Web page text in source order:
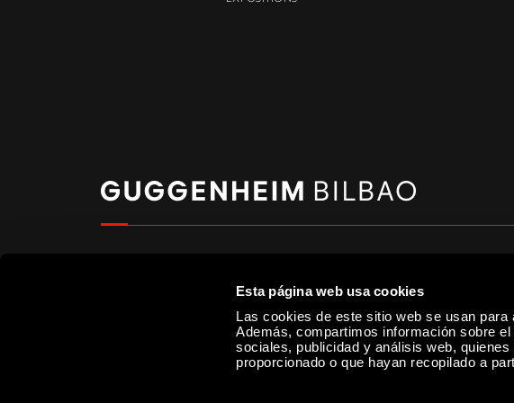
Esta página web usa cookies
Las cookies de este sitio web se usan
Además, compartimos información sobre
sociales, publicidad y análisis web,
proporcionado o que hayan recopilado a
:
contacto@guggenheim-bilbao.eus